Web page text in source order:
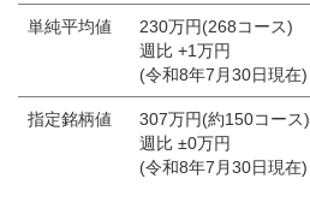
単純平均値
230万円(268コース)
週比 +1万円
(令和8年7月30日現在)
指定銘柄値
307万円(約150コース)
週比 ±0万円
(令和8年7月30日現在)